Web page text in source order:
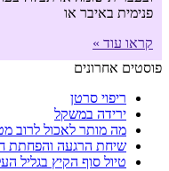
פנימית באיבר או
קראו עוד »
פוסטים אחרונים
ריפוי סרטן
ירידה במשקל
מה מותר לאכול לרוב
שיחת הרגעה והפחתת
טיול סוף הקיץ בגליל